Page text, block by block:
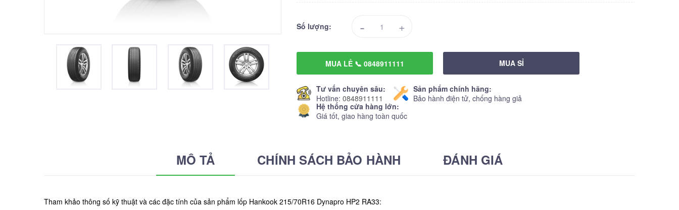
Số lượng: - +
MUA LẺ 📞 0848911111 MUA SỈ
Tư vấn chuyên sâu:
Hotline: 0848911111
Sản phẩm chính hãng:
Bảo hành điện tử, chống hàng giả
Hệ thống cửa hàng lớn:
Giá tốt, giao hàng toàn quốc
MÔ TẢ CHÍNH SÁCH BẢO HÀNH ĐÁNH GIÁ
Tham khảo thông số kỹ thuật và các đặc tính của sản phẩm lốp Hankook 215/70R16 Dynapro HP2 RA33: